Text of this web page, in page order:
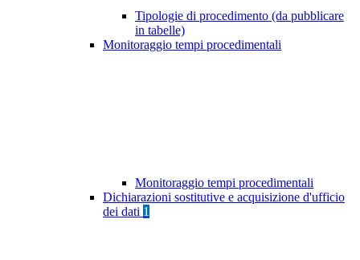
Tipologie di procedimento (da pubblicare
in tabelle)
Monitoraggio tempi procedimentali
Monitoraggio tempi procedimentali
Dichiarazioni sostitutive e acquisizione d'ufficio
dei dati 1